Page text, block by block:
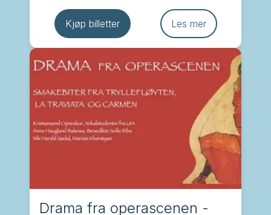
Kjøp billetter
Les mer
Drama fra operascenen -